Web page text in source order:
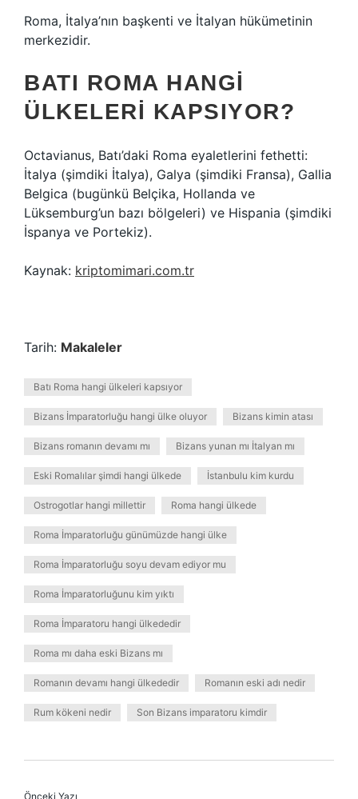
Roma, İtalya’nın başkenti ve İtalyan hükümetinin
merkezidir.
BATI ROMA HANGI
ÜLKELERI KAPSIYOR?
Octavianus, Batı’daki Roma eyaletlerini fethetti:
İtalya (şimdiki İtalya), Galya (şimdiki Fransa), Gallia
Belgica (bugünkü Belçika, Hollanda ve
Lüksemburg’un bazı bölgeleri) ve Hispania (şimdiki
İspanya ve Portekiz).
Kaynak: kriptomimari.com.tr
Tarih: Makaleler
Batı Roma hangi ülkeleri kapsıyor
Bizans İmparatorluğu hangi ülke oluyor Bizans kimin atası
Bizans romanın devamı mı Bizans yunan mı İtalyan mı
Eski Romalılar şimdi hangi ülkede İstanbulu kim kurdu
Ostrogotlar hangi millettir Roma hangi ülkede
Roma İmparatorluğu günümüzde hangi ülke
Roma İmparatorluğu soyu devam ediyor mu
Roma İmparatorluğunu kim yıktı
Roma İmparatoru hangi ülkededir
Roma mı daha eski Bizans mı
Romanın devamı hangi ülkededir Romanın eski adı nedir
Rum kökeni nedir Son Bizans imparatoru kimdir
Önceki Yazı